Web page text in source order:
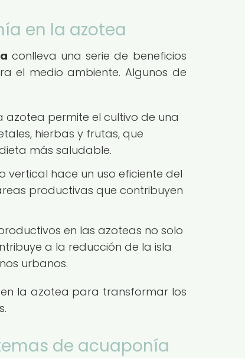
en la azotea
conlleva una serie de beneficios
el medio ambiente. Algunos de
azotea permite el cultivo de una
hierbas y frutas, que
más saludable.
vertical hace un uso eficiente del
productivas que contribuyen
en las azoteas no solo
a la reducción de la isla
urbanos.
la azotea para transformar los
de acuaponía